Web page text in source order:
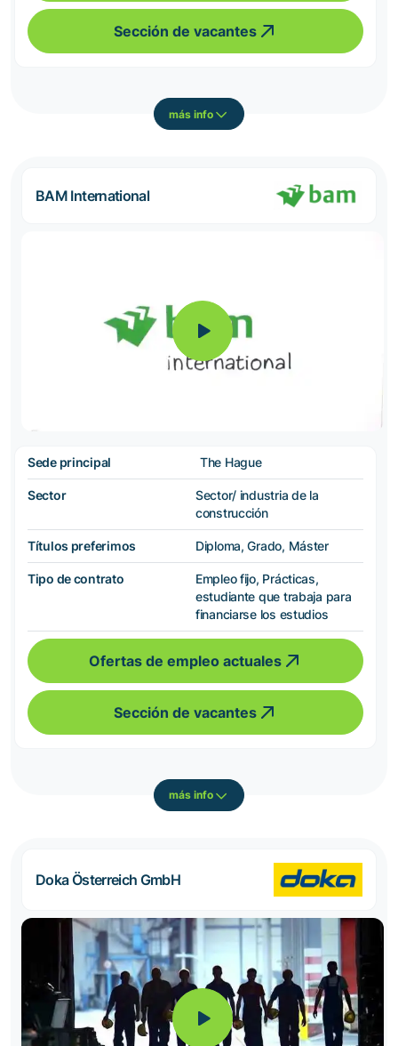
Sección de vacantes
más info
BAM International
Sede principal The Hague
Sector
Sector/ industria de la
construcción
Títulos preferimos Diploma, Grado, Máster
Tipo de contrato
Empleo fijo, Prácticas,
estudiante que trabaja para
financiarse los estudios
Ofertas de empleo actuales
Sección de vacantes
más info
Doka Österreich GmbH